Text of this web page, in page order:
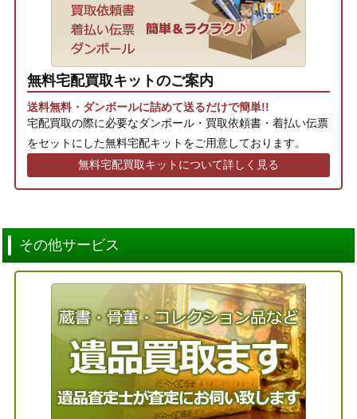
無料宅配買取キットのご案内
送料無料・ダンボールに詰めて送るだけで簡単!!
宅配買取の際に必要なダンボール・買取依頼書・着払い伝票
をセットにした無料宅配キットをご用意しております。
無料宅配買取キットについて詳しく見る
その他サービス